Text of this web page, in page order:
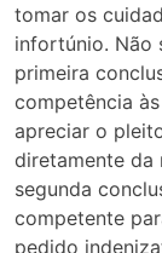
tomar os
infortúnio. Não
primeira
competência
apreciar o
diretamente da
segunda
competente
pedido